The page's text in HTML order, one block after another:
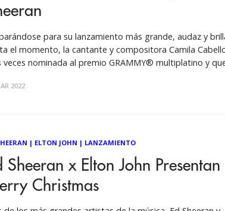
para su lanzamiento más grande, audaz y
el momento, la cantante y compositora Camila
veces nominada al premio GRAMMY® multiplatino y
el nuevo sencillo y video musical “Bam Bam” feat. Ed
2022
| ELTON JOHN | LANZAMIENTO
Sheeran x Elton John Presentan
Christmas